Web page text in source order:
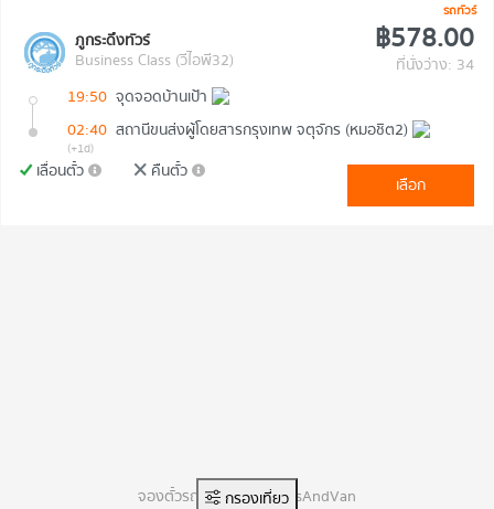
รถทัวร์
ภูกระดึงทัวร์
Business Class (วีไอพี32)
฿578.00
ที่นั่งว่าง: 34
19:50 จุดจอดบ้านเป้า
02:40 สถานีขนส่งผู้โดยสารกรุงเทพ จตุจักร (หมอชิต2)
(+1d)
เลื่อนตั๋ว คืนตั๋ว
เลือก
กรองเที่ยว
จองตั๋วรถทัวร์ออนไลน์ BusAndVan